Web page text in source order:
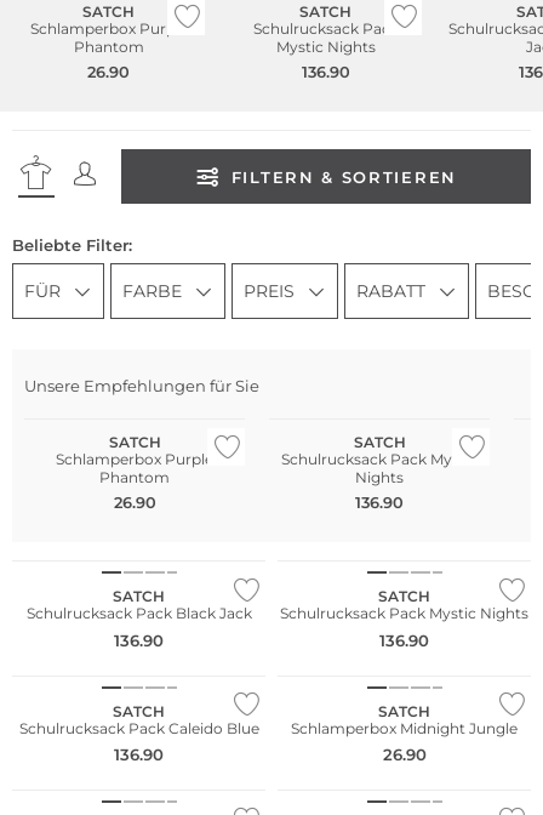
SATCH
Schlamperbox Purple
Phantom
26.90
SATCH
Schulrucksack Pack
Mystic Nights
136.90
FILTERN & SORTIEREN
Beliebte Filter:
FÜR FARBE PREIS RABATT
Unsere Empfehlungen für Sie
Nachhaltig
SATCH
Schlamperbox Purple
Phantom
26.90
SATCH
Schulrucksack Pack Mystic
Nights
136.90
SATCH
Schulrucksack Pack Black Jack
136.90
SATCH
Schulrucksack Pack Mystic Nights
136.90
SATCH
Schulrucksack Pack Caleido Blue
136.90
SATCH
Schlamperbox Midnight Jungle
26.90